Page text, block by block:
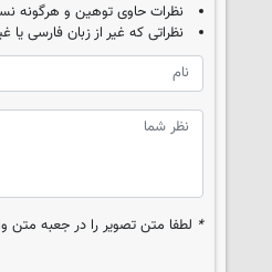
نظرات حاوی توهین و هرگونه
نظراتی که غیر از زبان فارسی
* لطفا متن تصویر را در جعبه متن